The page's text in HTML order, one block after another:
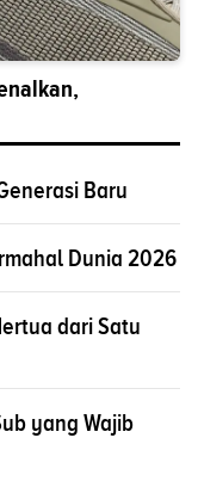
Baru
Dunia 2026
dari Satu
yang Wajib